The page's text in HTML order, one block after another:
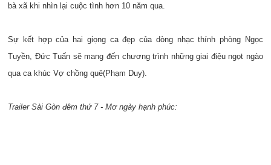
bà xã khi nhìn lại cuộc tình hơn 10 năm qua.
Sự kết hợp của hai giọng ca đẹp của dòng nhạc thính phòng Ngọc
Tuyền, Đức Tuấn sẽ mang đến chương trình những giai điệu ngọt ngào
qua ca khúc Vợ chồng quê(Phạm Duy).
Trailer Sài Gòn đêm thứ 7 - Mơ ngày hạnh phúc: